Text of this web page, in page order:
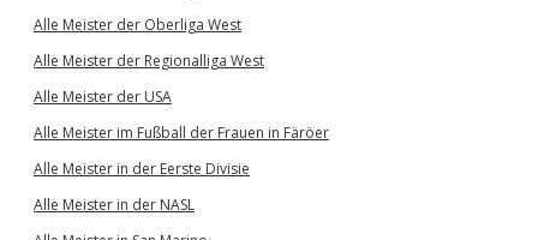
Alle Meister der Oberliga West
Alle Meister der Regionalliga West
Alle Meister der USA
Alle Meister im Fußball der Frauen in Färöer
Alle Meister in der Eerste Divisie
Alle Meister in der NASL